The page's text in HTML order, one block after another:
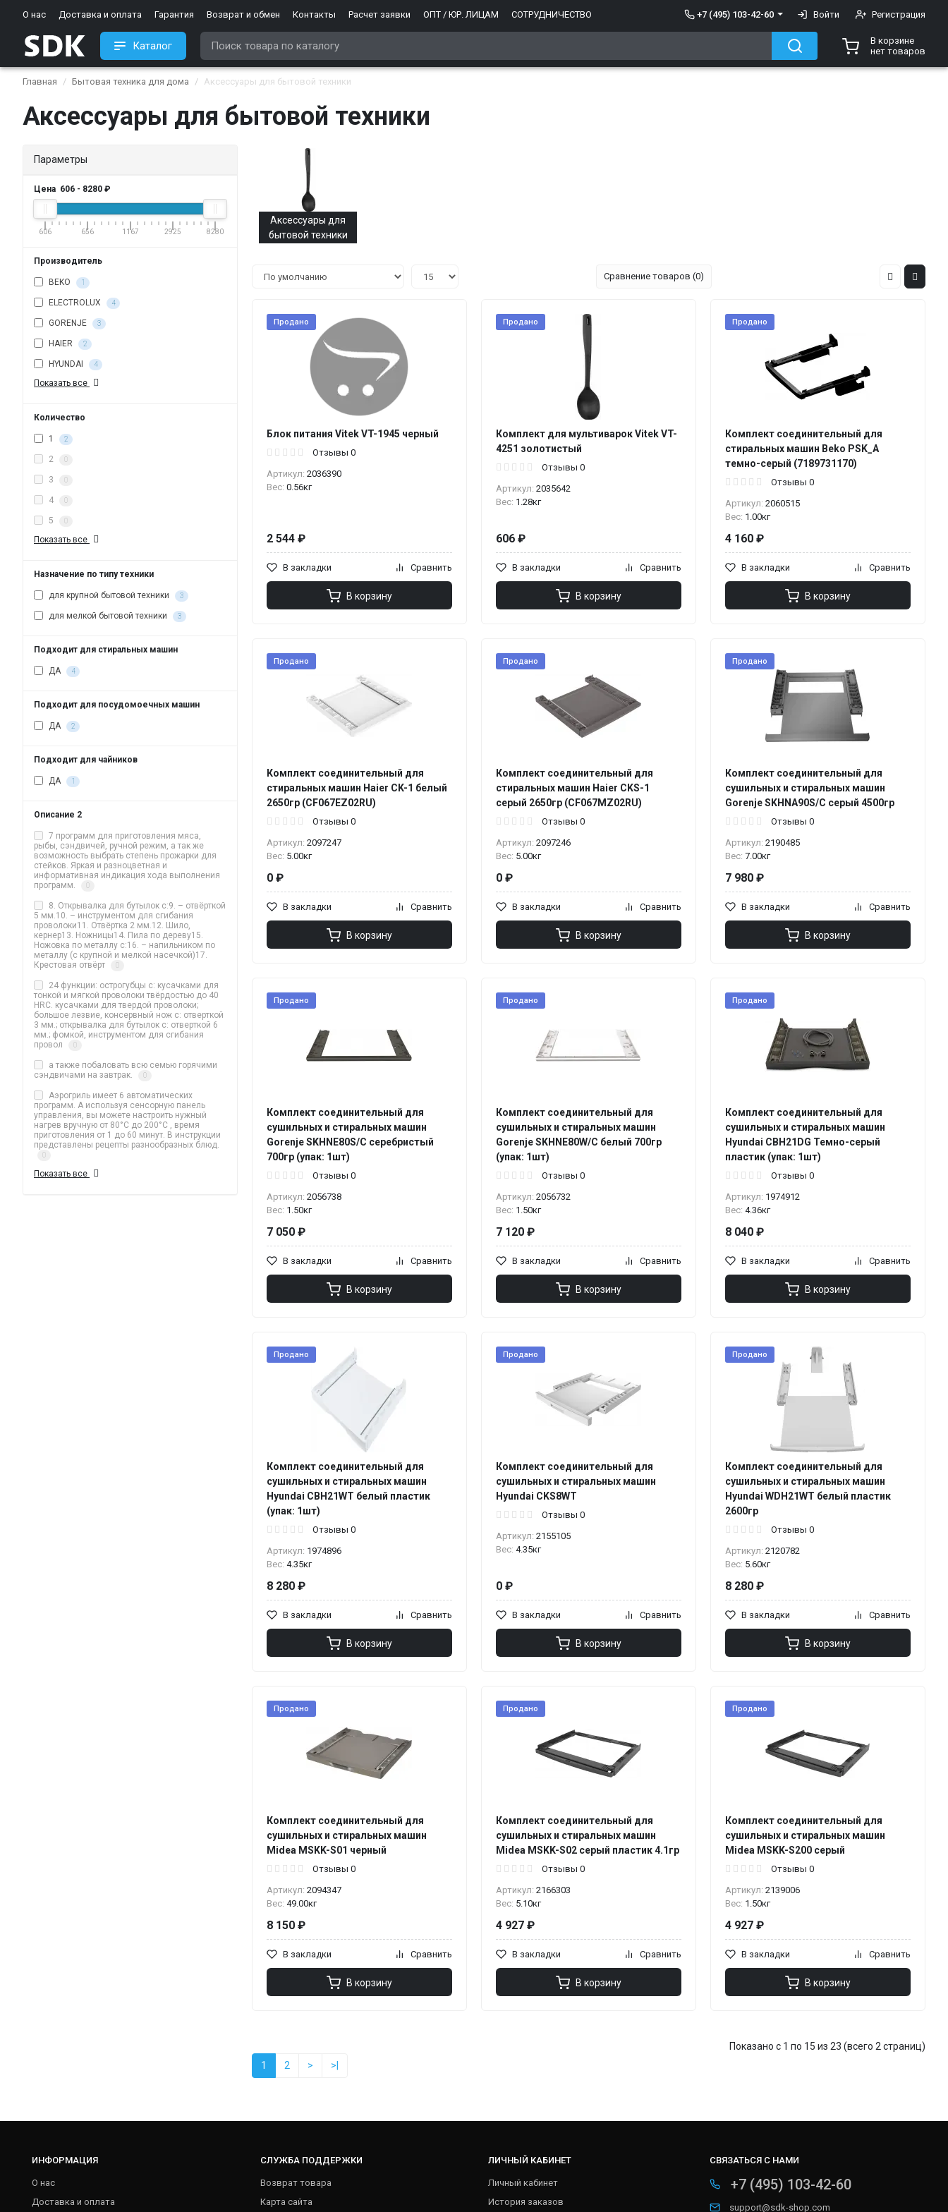
О нас Доставка и оплата Гарантия Возврат и обмен Контакты Расчет заявки ОПТ / ЮР. ЛИЦАМ СОТРУДНИЧЕСТВО +7 (495) 103-42-60 Войти Регистрация
Каталог
В корзине
нет товаров
Главная Бытовая техника для дома Аксессуары для бытовой техники
Аксессуары для бытовой техники
Параметры
Цена 606 - 8280 ₽
606 656 1167 2925 8280
Производитель
BEKO 1
ELECTROLUX 4
GORENJE 3
HAIER 2
HYUNDAI 4
Показать все
Количество
1 2
2 0
3 0
4 0
5 0
Показать все
Назначение по типу техники
для крупной бытовой техники 3
для мелкой бытовой техники 3
Подходит для стиральных машин
ДА 4
Подходит для посудомоечных машин
ДА 2
Подходит для чайников
ДА 1
Описание 2
7 программ для приготовления мяса,
рыбы, сэндвичей, ручной режим, а так же
возможность выбрать степень прожарки для
стейков. Яркая и разноцветная и
информативная индикация хода выполнения
программ.
0
8. Открывалка для бутылок с:9. – отвёрткой
5 мм.10. – инструментом для сгибания
проволоки11. Отвёртка 2 мм.12. Шило,
кернер13. Ножницы14. Пила по дереву15.
Ножовка по металлу с:16. – напильником по
металлу (с крупной и мелкой насечкой)17.
Крестовая отвёрт
0
24 функции: острогубцы с: кусачками для
тонкой и мягкой проволоки твёрдостью до 40
HRC. кусачками для твердой проволоки;
большое лезвие, консервный нож с: отверткой
3 мм.; открывалка для бутылок с: отверткой 6
мм.; фомкой, инструментом для сгибания
провол
0
а также побаловать всю семью горячими
сэндвичами на завтрак.
0
Аэрогриль имеет 6 автоматических
программ. А используя сенсорную панель
управления, вы можете настроить нужный
нагрев вручную от 80°C до 200°C , время
приготовления от 1 до 60 минут. В инструкции
представлены рецепты разнообразных блюд.
0
Показать все
Аксессуары для
бытовой техники
Сравнение товаров (0)
Продано
Блок питания Vitek VT-1945 черный
Отзывы 0
Артикул: 2036390
Вес: 0.56кг
2 544 ₽
В закладки Сравнить
В корзину
Продано
Комплект для мультиварок Vitek VT-
4251 золотистый
Отзывы 0
Артикул: 2035642
Вес: 1.28кг
606 ₽
В закладки Сравнить
В корзину
Продано
Комплект соединительный для
стиральных машин Beko PSK_A
темно-серый (7189731170)
Отзывы 0
Артикул: 2060515
Вес: 1.00кг
4 160 ₽
В закладки Сравнить
В корзину
Продано
Комплект соединительный для
стиральных машин Haier CK-1 белый
2650гр (CF067EZ02RU)
Отзывы 0
Артикул: 2097247
Вес: 5.00кг
0 ₽
В закладки Сравнить
В корзину
Продано
Комплект соединительный для
стиральных машин Haier CKS-1
серый 2650гр (CF067MZ02RU)
Отзывы 0
Артикул: 2097246
Вес: 5.00кг
0 ₽
В закладки Сравнить
В корзину
Продано
Комплект соединительный для
сушильных и стиральных машин
Gorenje SKHNA90S/C серый 4500гр
Отзывы 0
Артикул: 2190485
Вес: 7.00кг
7 980 ₽
В закладки Сравнить
В корзину
Продано
Комплект соединительный для
сушильных и стиральных машин
Gorenje SKHNE80S/C серебристый
700гр (упак: 1шт)
Отзывы 0
Артикул: 2056738
Вес: 1.50кг
7 050 ₽
В закладки Сравнить
В корзину
Продано
Комплект соединительный для
сушильных и стиральных машин
Gorenje SKHNE80W/C белый 700гр
(упак: 1шт)
Отзывы 0
Артикул: 2056732
Вес: 1.50кг
7 120 ₽
В закладки Сравнить
В корзину
Продано
Комплект соединительный для
сушильных и стиральных машин
Hyundai CBH21DG Темно-серый
пластик (упак: 1шт)
Отзывы 0
Артикул: 1974912
Вес: 4.36кг
8 040 ₽
В закладки Сравнить
В корзину
Продано
Комплект соединительный для
сушильных и стиральных машин
Hyundai CBH21WT белый пластик
(упак: 1шт)
Отзывы 0
Артикул: 1974896
Вес: 4.35кг
8 280 ₽
В закладки Сравнить
В корзину
Продано
Комплект соединительный для
сушильных и стиральных машин
Hyundai CKS8WT
Отзывы 0
Артикул: 2155105
Вес: 4.35кг
0 ₽
В закладки Сравнить
В корзину
Продано
Комплект соединительный для
сушильных и стиральных машин
Hyundai WDH21WT белый пластик
2600гр
Отзывы 0
Артикул: 2120782
Вес: 5.60кг
8 280 ₽
В закладки Сравнить
В корзину
Продано
Комплект соединительный для
сушильных и стиральных машин
Midea MSKK-S01 черный
Отзывы 0
Артикул: 2094347
Вес: 49.00кг
8 150 ₽
В закладки Сравнить
В корзину
Продано
Комплект соединительный для
сушильных и стиральных машин
Midea MSKK-S02 серый пластик 4.1гр
Отзывы 0
Артикул: 2166303
Вес: 5.10кг
4 927 ₽
В закладки Сравнить
В корзину
Продано
Комплект соединительный для
сушильных и стиральных машин
Midea MSKK-S200 серый
Отзывы 0
Артикул: 2139006
Вес: 1.50кг
4 927 ₽
В закладки Сравнить
В корзину
1 2 > >|
Показано с 1 по 15 из 23 (всего 2 страниц)
ИНФОРМАЦИЯ
О нас
Доставка и оплата
СЛУЖБА ПОДДЕРЖКИ
Возврат товара
Карта сайта
ЛИЧНЫЙ КАБИНЕТ
Личный кабинет
История заказов
СВЯЗАТЬСЯ С НАМИ
+7 (495) 103-42-60
support@sdk-shop.com